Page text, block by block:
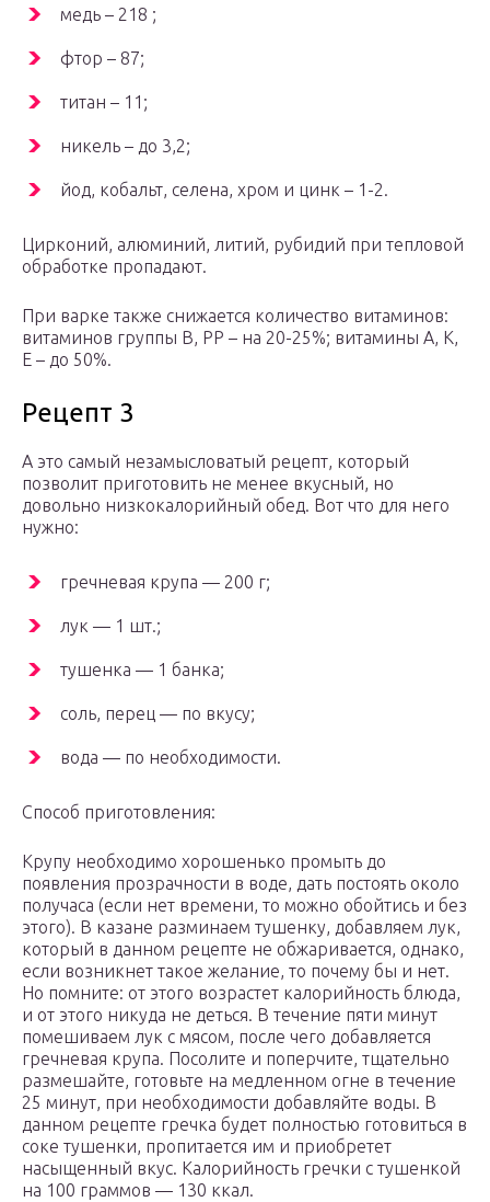
медь – 218 ;
фтор – 87;
титан – 11;
никель – до 3,2;
йод, кобальт, селена, хром и цинк – 1-2.
Цирконий, алюминий, литий, рубидий при тепловой
обработке пропадают.
При варке также снижается количество витаминов:
витаминов группы В, РР – на 20-25%; витамины А, К,
Е – до 50%.
Рецепт 3
А это самый незамысловатый рецепт, который
позволит приготовить не менее вкусный, но
довольно низкокалорийный обед. Вот что для него
нужно:
гречневая крупа — 200 г;
лук — 1 шт.;
тушенка — 1 банка;
соль, перец — по вкусу;
вода — по необходимости.
Способ приготовления:
Крупу необходимо хорошенько промыть до
появления прозрачности в воде, дать постоять около
получаса (если нет времени, то можно обойтись и без
этого). В казане разминаем тушенку, добавляем лук,
который в данном рецепте не обжаривается, однако,
если возникнет такое желание, то почему бы и нет.
Но помните: от этого возрастет калорийность блюда,
и от этого никуда не деться. В течение пяти минут
помешиваем лук с мясом, после чего добавляется
гречневая крупа. Посолите и поперчите, тщательно
размешайте, готовьте на медленном огне в течение
25 минут, при необходимости добавляйте воды. В
данном рецепте гречка будет полностью готовиться в
соке тушенки, пропитается им и приобретет
насыщенный вкус. Калорийность гречки с тушенкой
на 100 граммов — 130 ккал.